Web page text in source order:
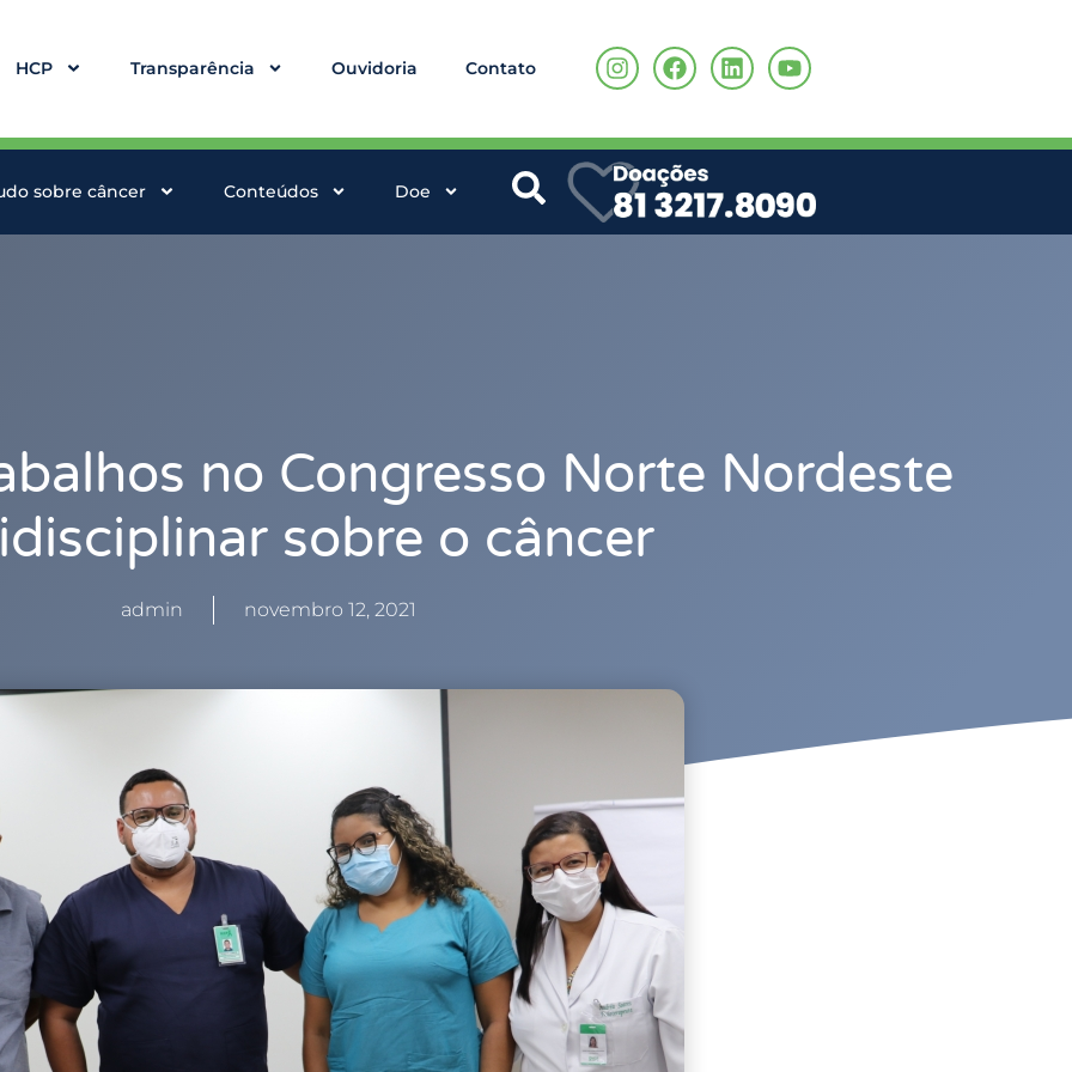
HCP Transparência Ouvidoria Contato
sobre câncer Conteúdos Doe
no Congresso Norte Nordeste
sobre o câncer
admin novembro 12, 2021